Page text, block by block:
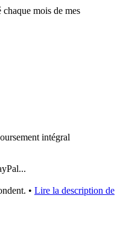
mois de mes
intégral
• Lire la description de